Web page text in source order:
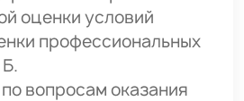
оценки условий
профессиональных
вопросам оказания